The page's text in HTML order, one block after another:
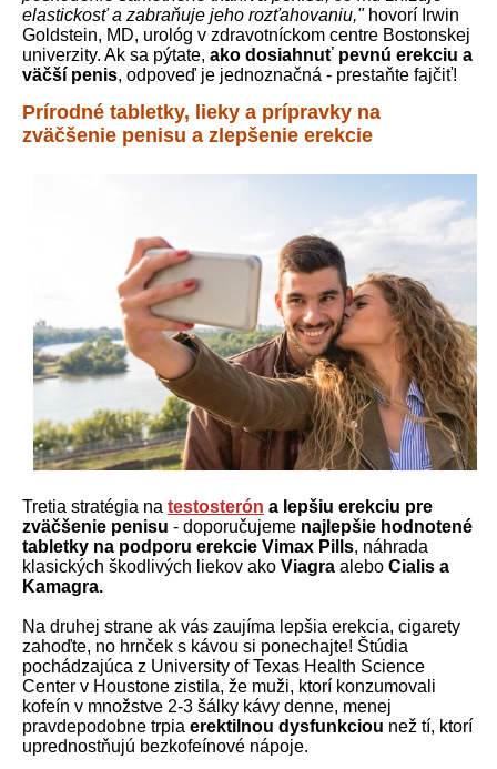
elastickosť a zabraňuje jeho rozťahovaniu,"hovorí Irwin
Goldstein, MD, urológ v zdravotníckom centre Bostonskej
univerzity. Ak sa pýtate, ako dosiahnuť pevnú erekciu a
väčší penis, odpoveď je jednoznačná - prestaňte fajčiť!
Prírodné tabletky, lieky a prípravky na
zväčšenie penisu a zlepšenie erekcie
Tretia stratégia na testosterón a lepšiu erekciu pre
zväčšenie penisu - doporučujeme najlepšie hodnotené
tabletky na podporu erekcie Vimax Pills, náhrada
klasických škodlivých liekov ako Viagra alebo Cialis a
Kamagra.
Na druhej strane ak vás zaujíma lepšia erekcia, cigarety
zahoďte, no hrnček s kávou si ponechajte! Štúdia
pochádzajúca z University of Texas Health Science
Center v Houstone zistila, že muži, ktorí konzumovali
kofeín v množstve 2-3 šálky kávy denne, menej
pravdepodobne trpia erektilnou dysfunkciou než tí, ktorí
uprednostňujú bezkofeínové nápoje.